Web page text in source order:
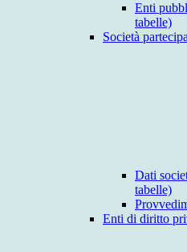
Enti
tabelle)
Società
Dati
tabelle)
Enti di diritto